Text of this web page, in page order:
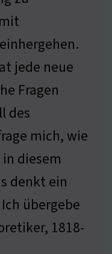
jede neue
Fragen
des
mich, wie
diesem
denkt ein
übergebe
1818-